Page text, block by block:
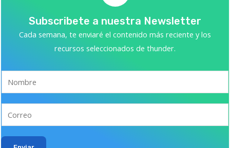
Subscribete a nuestra Newsletter
Cada semana, te enviaré el contenido más reciente y los
recursos seleccionados de thunder.